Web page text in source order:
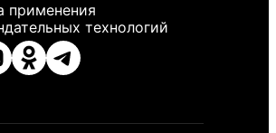
применения
технологий